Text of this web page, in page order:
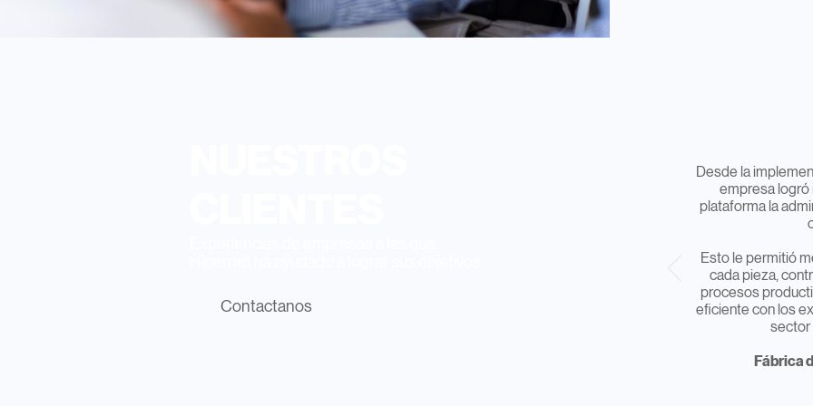
Contactanos
Desde la
empresa logró
plataforma la
Esto le permitió
cada pieza,
procesos
eficiente con los
sector
Fábrica